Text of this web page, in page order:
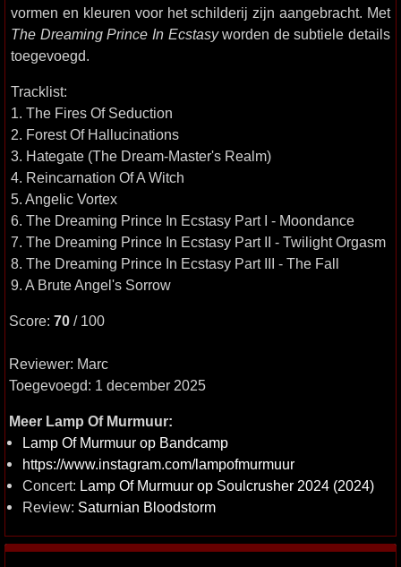
vormen en kleuren voor het schilderij zijn aangebracht. Met
The Dreaming Prince In Ecstasyworden de subtiele details
toegevoegd.
Tracklist:
1. The Fires Of Seduction
2. Forest Of Hallucinations
3. Hategate (The Dream-Master's Realm)
4. Reincarnation Of A Witch
5. Angelic Vortex
6. The Dreaming Prince In Ecstasy Part I - Moondance
7. The Dreaming Prince In Ecstasy Part II - Twilight Orgasm
8. The Dreaming Prince In Ecstasy Part III - The Fall
9. A Brute Angel's Sorrow
Score: 70 / 100
Reviewer: Marc
Toegevoegd: 1 december 2025
Meer Lamp Of Murmuur:
Lamp Of Murmuur op Bandcamp
https://www.instagram.com/lampofmurmuur
Concert: Lamp Of Murmuur op Soulcrusher 2024 (2024)
Review: Saturnian Bloodstorm